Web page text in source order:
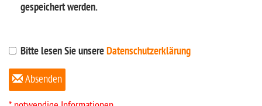
gespeichert werden.
Bitte lesen Sie unsereDatenschutzerklärung
Absenden